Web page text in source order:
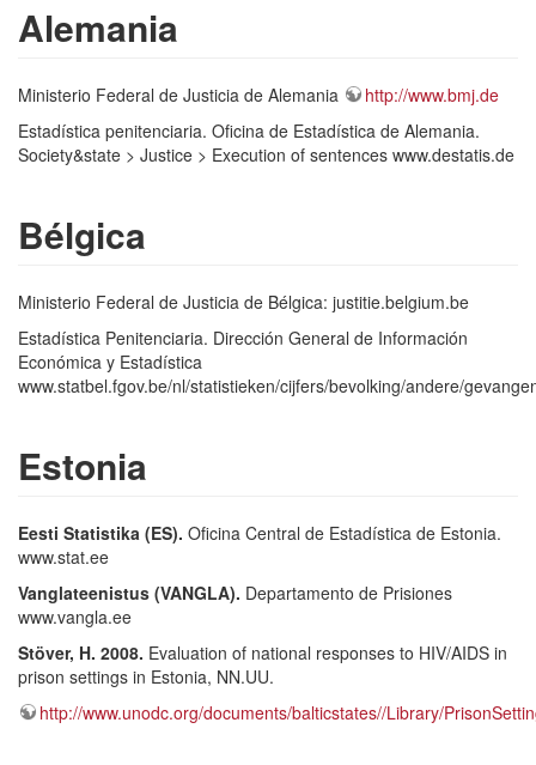
Alemania
Ministerio Federal de Justicia de Alemania
http://www.bmj.de
Estadística penitenciaria. Oficina de Estadística de Alemania.
Society&state > Justice > Execution of sentences www.destatis.de
Bélgica
Ministerio Federal de Justicia de Bélgica: justitie.belgium.be
Estadística Penitenciaria. Dirección General de Información
Económica y Estadística
www.statbel.fgov.be/nl/statistieken/cijfers/bevolking/andere/
Estonia
Eesti Statistika (ES). Oficina Central de Estadística de Estonia.
www.stat.ee
Vanglateenistus (VANGLA). Departamento de Prisiones
www.vangla.ee
Stöver, H. 2008. Evaluation of national responses to HIV/AIDS in
prison settings in Estonia, NN.UU.
http://www.unodc.org/documents/balticstates//Library/